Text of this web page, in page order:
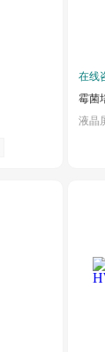
在线
霉菌
液晶